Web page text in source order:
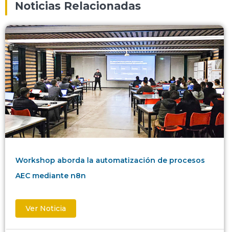
Noticias Relacionadas
Workshop aborda la automatización de procesos
AEC mediante n8n
Ver Noticia